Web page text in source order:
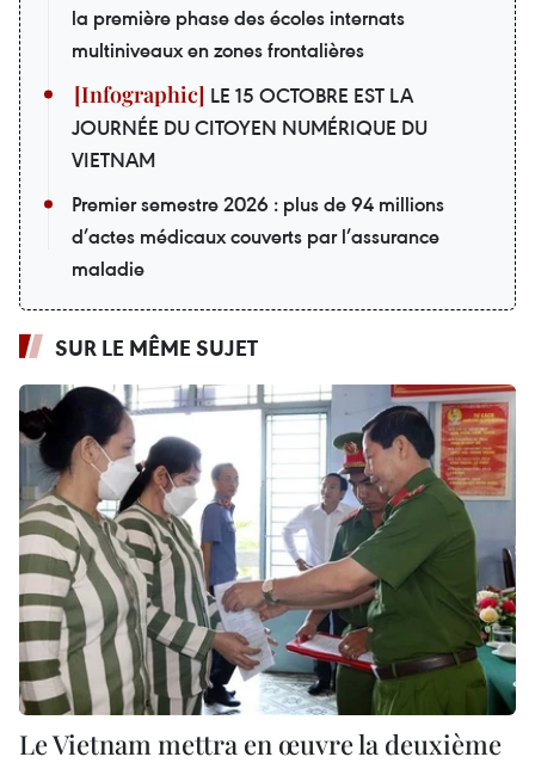
la première phase des écoles internats
multiniveaux en zones frontalières
LE 15 OCTOBRE EST LA
JOURNÉE DU CITOYEN NUMÉRIQUE DU
VIETNAM
Premier semestre 2026 : plus de 94 millions
d’actes médicaux couverts par l’assurance
maladie
SUR LE MÊME SUJET
Le Vietnam mettra en œuvre la deuxième